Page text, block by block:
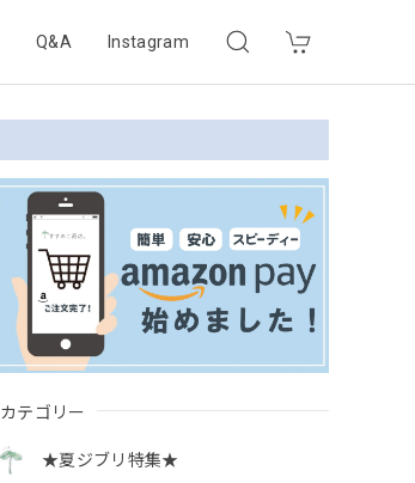
Q&A Instagram
カテゴリー
★夏ジブリ特集★